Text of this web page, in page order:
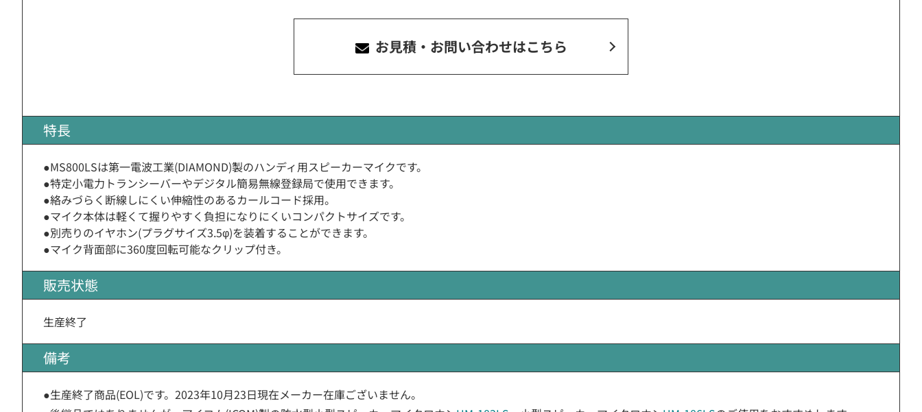
お見積・お問い合わせはこちら
特長
●MS800LSは第一電波工業(DIAMOND)製のハンディ用スピーカーマイクです。
●特定小電力トランシーバーやデジタル簡易無線登録局で使用できます。
●絡みづらく断線しにくい伸縮性のあるカールコード採用。
●マイク本体は軽くて握りやすく負担になりにくいコンパクトサイズです。
●別売りのイヤホン(プラグサイズ3.5φ)を装着することができます。
●マイク背面部に360度回転可能なクリップ付き。
販売状態
生産終了
備考
●生産終了商品(EOL)です。2023年10月23日現在メーカー在庫ございません。